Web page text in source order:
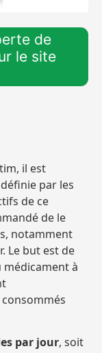
de
le site
il est
par les
de ce
de le
notamment
Le but est de
à
par jour, soit